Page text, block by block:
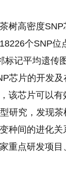
树高密度SNP
个SNP
标记平均遗传
芯片的开发
该芯片可以
研究，发现
种间的进化关
重点研发项